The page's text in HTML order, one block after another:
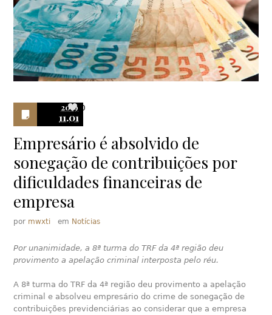
2019
11.01
0
Empresário é absolvido de
sonegação de contribuições por
dificuldades financeiras de
empresa
por mwxti em Notícias
Por unanimidade, a 8ª turma do TRF da 4ª região deu
provimento a apelação criminal interposta pelo réu.
A 8ª turma do TRF da 4ª região deu provimento a apelação
criminal e absolveu empresário do crime de sonegação de
contribuições previdenciárias ao considerar que a empresa